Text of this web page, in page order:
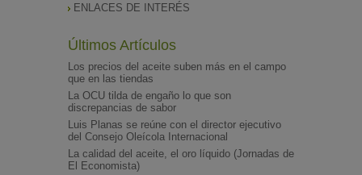
ENLACES DE INTERÉS
Últimos Artículos
Los precios del aceite suben más en el campo
que en las tiendas
La OCU tilda de engaño lo que son
discrepancias de sabor
Luis Planas se reúne con el director ejecutivo
del Consejo Oleícola Internacional
La calidad del aceite, el oro líquido (Jornadas de
El Economista)